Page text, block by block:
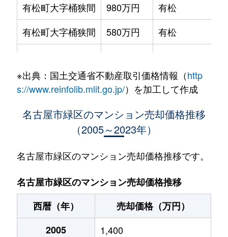
有松町大字桶狭間
980万円 有松
有松町大字桶狭間
580万円 有松
有松町大字桶狭間
1,900万円 中京競馬場前
880万円
浦里
2,500万円 鳴海
浦里
3,700万円 鳴海
大高町
2,400万円 大高
大高町
2,600万円
※出典：国土交通省不動産取引価格情報（http
s://www.reinfolib.mlit.go.jp/）を加工して作成
名古屋市緑区のマンション売却価格推移
（2005～2023年）
名古屋市緑区のマンション売却価格推移です。
名古屋市緑区のマンション売却価格推移
西暦（年）
売却価格（万円）
2005
1,400